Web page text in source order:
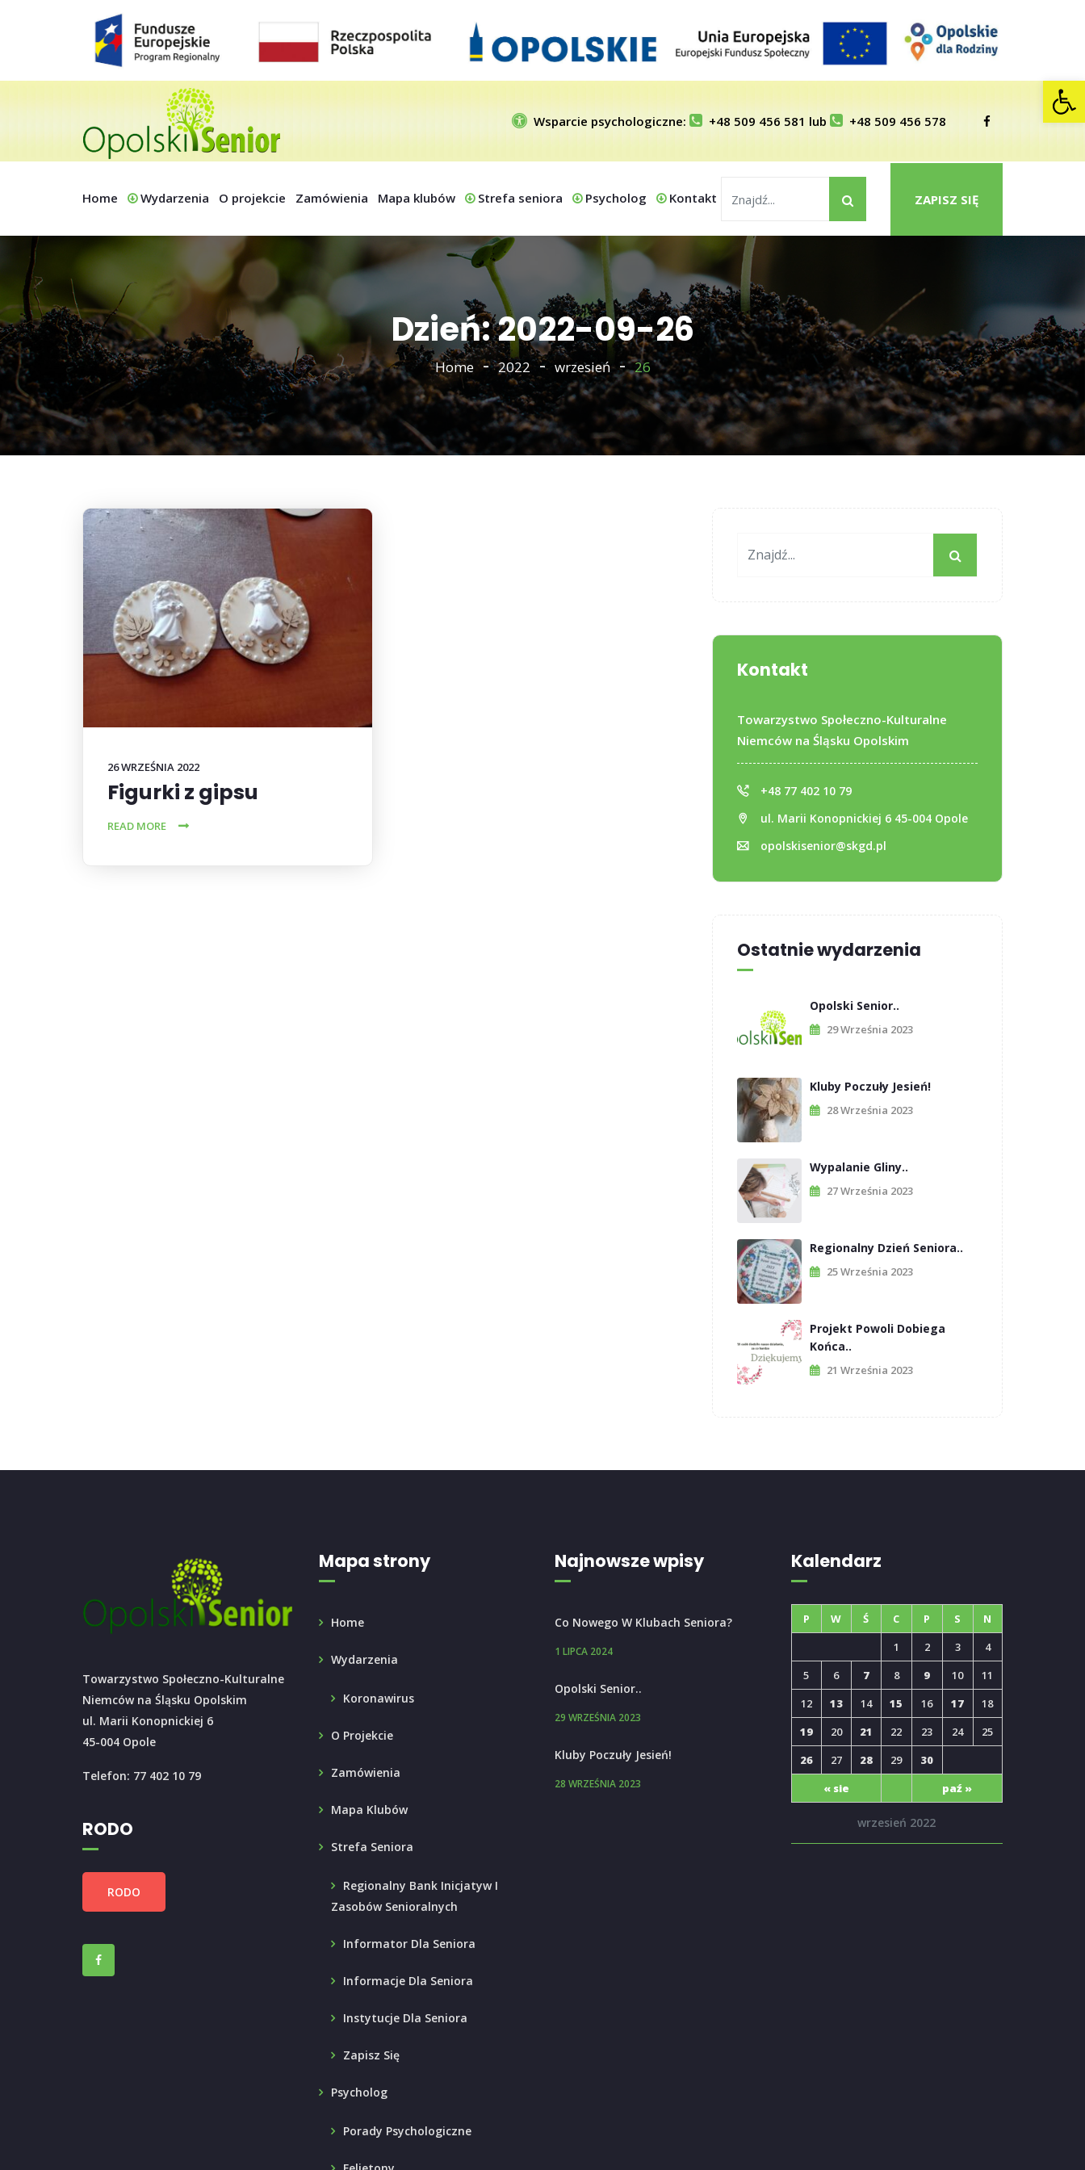
Wsparcie psychologiczne: +48 509 456 581 lub +48 509 456 578
Home Wydarzenia O projekcie Zamówienia Mapa klubów Strefa seniora Psycholog Kontakt ZAPISZ SIĘ
Dzień: 2022-09-26
Home 2022 wrzesień 26
26 WRZEŚNIA 2022
Figurki z gipsu
READ MORE
Kontakt
Towarzystwo Społeczno-Kulturalne
Niemców na Śląsku Opolskim
+48 77 402 10 79
ul. Marii Konopnickiej 6 45-004 Opole
opolskisenior@skgd.pl
Ostatnie wydarzenia
Opolski Senior..
29 Września 2023
Kluby Poczuły Jesień!
28 Września 2023
Wypalanie Gliny..
27 Września 2023
Regionalny Dzień Seniora..
25 Września 2023
Projekt Powoli Dobiega
Końca..
21 Września 2023
Towarzystwo Społeczno-Kulturalne
Niemców na Śląsku Opolskim
ul. Marii Konopnickiej 6
45-004 Opole
Telefon: 77 402 10 79
RODO
RODO
Mapa strony
Home
Wydarzenia
Koronawirus
O Projekcie
Zamówienia
Mapa Klubów
Strefa Seniora
Regionalny Bank Inicjatyw I
Zasobów Senioralnych
Informator Dla Seniora
Informacje Dla Seniora
Instytucje Dla Seniora
Zapisz Się
Psycholog
Porady Psychologiczne
Najnowsze wpisy
Co Nowego W Klubach Seniora?
1 LIPCA 2024
Opolski Senior..
29 WRZEŚNIA 2023
Kluby Poczuły Jesień!
28 WRZEŚNIA 2023
Kalendarz
wrzesień 2022
P W Ś C P S N
« sie paź »
1 2 3
4
5
6 7 8 9 10
11
12
13 14 15 16 17
18
19
20 21 22 23 24
25
26
27 28 29 30